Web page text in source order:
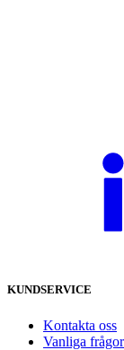
KUNDSERVICE
Kontakta oss
Vanliga